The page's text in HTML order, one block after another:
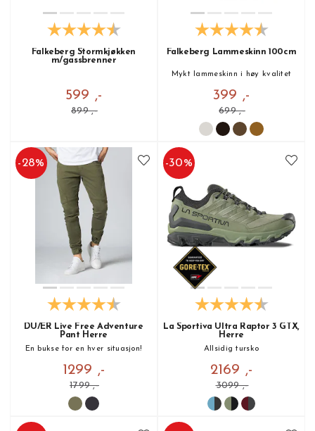
Falkeberg Stormkjøkken
m/gassbrenner
599 ,-
899 ,-
Falkeberg Lammeskinn 100cm
Mykt lammeskinn i høy kvalitet
399 ,-
699 ,-
-28%
DU/ER Live Free Adventure
Pant Herre
En bukse for en hver situasjon!
1299 ,-
1799 ,-
-30%
La Sportiva Ultra Raptor 3 GTX,
Herre
Allsidig tursko
2169 ,-
3099 ,-